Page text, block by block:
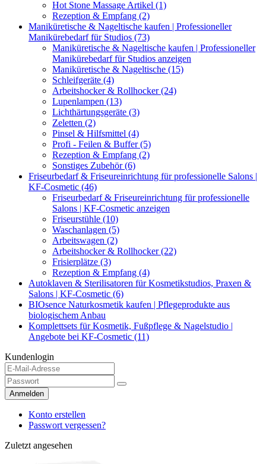
Hot Stone Massage Artikel (1)
Rezeption & Empfang (2)
Maniküretische & Nageltische kaufen | Professioneller
Manikürebedarf für Studios (73)
Maniküretische & Nageltische kaufen | Professioneller
Manikürebedarf für Studios anzeigen
Maniküretische & Nageltische (15)
Schleifgeräte (4)
Arbeitshocker & Rollhocker (24)
Lupenlampen (13)
Lichthärtungsgeräte (3)
Zeletten (2)
Pinsel & Hilfsmittel (4)
Profi - Feilen & Buffer (5)
Rezeption & Empfang (2)
Sonstiges Zubehör (6)
Friseurbedarf & Friseureinrichtung für professionelle Salons |
KF-Cosmetic (46)
Friseurbedarf & Friseureinrichtung für professionelle
Salons | KF-Cosmetic anzeigen
Friseurstühle (10)
Waschanlagen (5)
Arbeitswagen (2)
Arbeitshocker & Rollhocker (22)
Frisierplätze (3)
Rezeption & Empfang (4)
Autoklaven & Sterilisatoren für Kosmetikstudios, Praxen &
Salons | KF-Cosmetic (6)
BIOsence Naturkosmetik kaufen | Pflegeprodukte aus
biologischem Anbau
Komplettsets für Kosmetik, Fußpflege & Nagelstudio |
Angebote bei KF-Cosmetic (11)
Kundenlogin
Anmelden
Konto erstellen
Passwort vergessen?
Zuletzt angesehen